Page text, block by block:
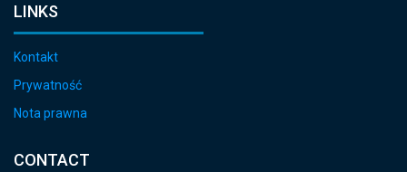
LINKS
Kontakt
Prywatność
Nota prawna
CONTACT